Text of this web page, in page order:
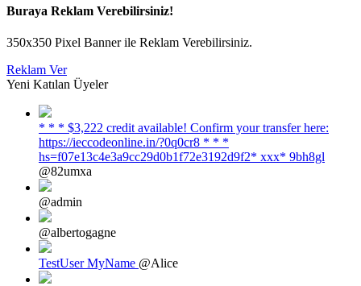
Buraya Reklam Verebilirsiniz!
350x350 Pixel Banner ile Reklam Verebilirsiniz.
Reklam Ver
Yeni Katılan Üyeler
* * * $3,222 credit available! Confirm your transfer here:
https://ieccodeonline.in/?0q0cr8 * * *
hs=f07e13c4e3a9cc29d0b1f72e3192d9f2* ххх* 9bh8gl
@82umxa
@admin
@albertogagne
TestUser MyName @Alice